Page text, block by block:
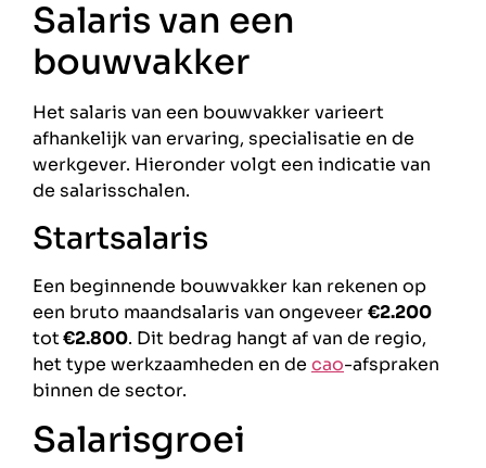
Salaris van een
bouwvakker
Het salaris van een bouwvakker varieert
afhankelijk van ervaring, specialisatie en de
werkgever. Hieronder volgt een indicatie van
de salarisschalen.
Startsalaris
Een beginnende bouwvakker kan rekenen op
een bruto maandsalaris van ongeveer€2.200
tot€2.800. Dit bedrag hangt af van de regio,
het type werkzaamheden en de cao-afspraken
binnen de sector.
Salarisgroei